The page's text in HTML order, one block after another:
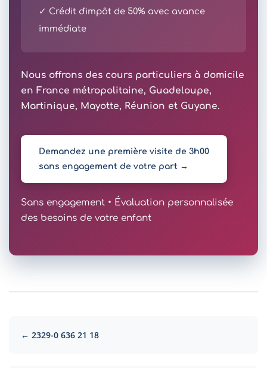
✓ Crédit d'impôt de 50% avec avance
immédiate
Nous offrons des cours particuliers à domicile
en France métropolitaine, Guadeloupe,
Martinique, Mayotte, Réunion et Guyane.
Demandez une première visite de 3h00
sans engagement de votre part →
Sans engagement • Évaluation personnalisée
des besoins de votre enfant
← 2329-0 636 21 18